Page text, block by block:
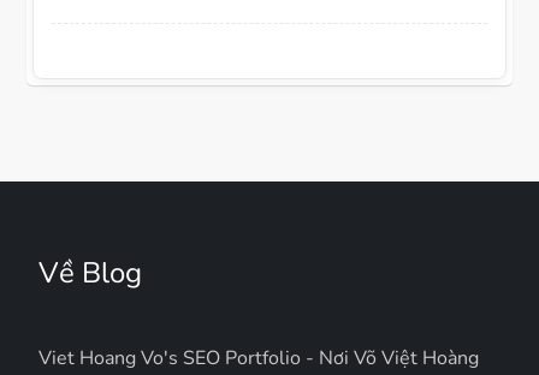
Về Blog
Viet Hoang Vo's SEO Portfolio - Nơi Võ Việt Hoàng